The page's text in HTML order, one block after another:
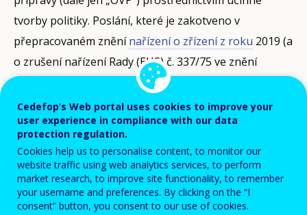
tvorby politiky. Poslání, které je zakotveno v
přepracovaném zněnínařízení o zřízení z roku 2019 (a
o zrušení nařízení Rady (EHS) č. 337/75 ve znění
nařízení č. 2051/2004) a odráží zásadu tripartity, jež je
základem úspěšného OVP, určuje hlavní partnery
střediska Cedefop.
Podporovat propagaci, rozvoj a provádění
politiky Unie v oblasti OVP, jakož i politik v
oblasti dovedností a kvalifikací, a to ve
Cedefop’s Web portal uses cookies to improve your
user experience in compliance with our data
protection regulation.
Cookies help us to personalise content, to monitor our
website traffic using web analytics services, to perform
market research, to improve site functionality, to remember
your username and preferences. By clicking on the “I
consent” button, you consent to our use of cookies.